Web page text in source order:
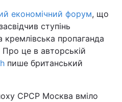
економічний форум, що
ступінь
кремлівська пропаганда
Про це в авторській
пише британський
СРСР Москва вміло